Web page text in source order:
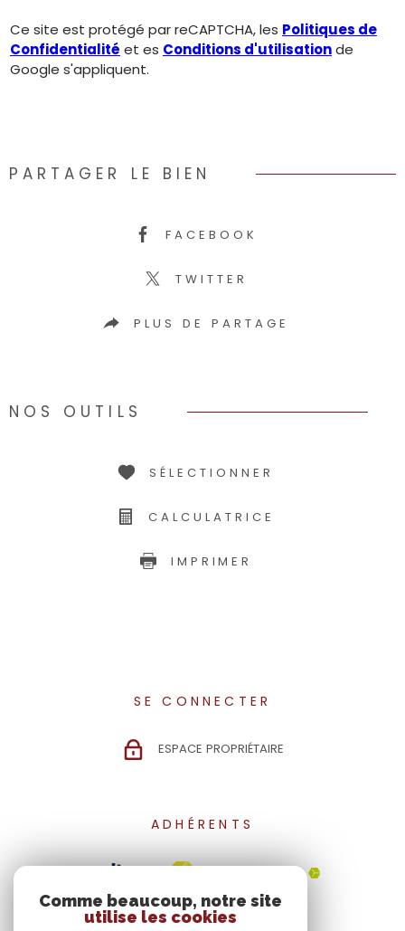
Ce site est protégé par reCAPTCHA, les Politiques de
Confidentialité et es Conditions d'utilisationde
Google s'appliquent.
PARTAGER LE BIEN
FACEBOOK
TWITTER
PLUS DE PARTAGE
NOS OUTILS
SÉLECTIONNER
CALCULATRICE
IMPRIMER
SE CONNECTER
ESPACE PROPRIÉTAIRE
ADHÉRENTS
Comme beaucoup, notre site
utilise les cookies